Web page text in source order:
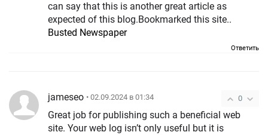
can say that this is another great article as
expected of this blog.Bookmarked this site..
Busted Newspaper
Ответить
0
jameseo • 02.09.2024 в 01:34
Great job for publishing such a beneficial web
site. Your web log isn’t only useful but it is